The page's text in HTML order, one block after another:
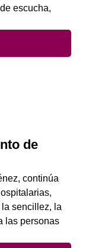
escucha,
de
continúa
sencillez, la
las personas